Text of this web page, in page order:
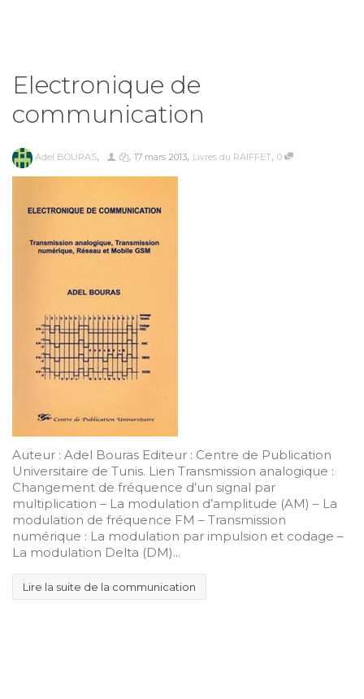
Electronique de
communication
Adel BOURAS, , 17 mars 2013, Livres du RAIFFET, 0
Auteur : Adel Bouras Editeur : Centre de Publication
Universitaire de Tunis. Lien Transmission analogique :
Changement de fréquence d’un signal par
multiplication – La modulation d’amplitude (AM) – La
modulation de fréquence FM – Transmission
numérique : La modulation par impulsion et codage –
La modulation Delta (DM)...
Lire la suite de la communication